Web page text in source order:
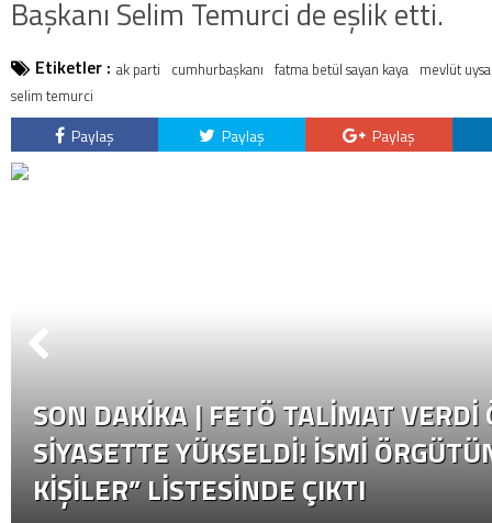
Başkanı Selim Temurci de eşlik etti.
Etiketler : ak parti cumhurbaşkanı fatma betül sayan kaya mevlüt
selim temurci
Paylaş Paylaş Paylaş
SON DAKİKA | FETÖ TALIMAT VERDI
SIYASETTE YÜKSELDI! İSMI
KIŞILER” LISTESINDE ÇIKTI